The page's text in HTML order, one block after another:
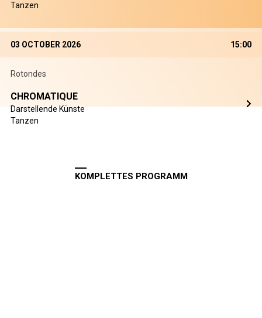
Tanzen
03 OCTOBER 2026 15:00
Rotondes
CHROMATIQUE
Darstellende Künste
Tanzen
KOMPLETTES PROGRAMM